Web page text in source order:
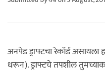
अनपेड ड्राफ्टचा रेकॉर्ड
धरून). ड्राफ्टचे तपशील